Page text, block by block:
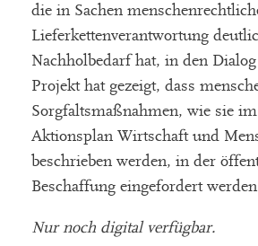
die in Sachen
Lieferkettenverantwortung
Nachholbedarf hat, in den
Projekt hat gezeigt, dass
Sorgfaltsmaßnahmen, wie sie
Aktionsplan Wirtschaft und
beschrieben werden, in der
Beschaffung eingefordert
Nur noch digital verfügbar.